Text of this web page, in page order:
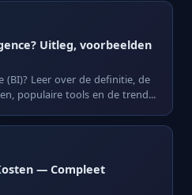
Uitleg, voorbeelden
(BI)? Leer over de definitie, de
populaire tools en de trend...
— Compleet